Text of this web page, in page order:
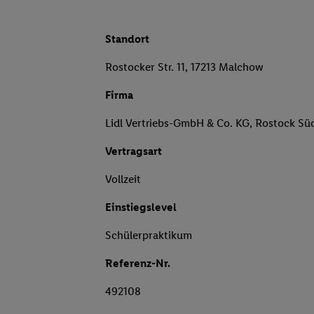
Standort
Rostocker Str. 11, 17213 Malchow
Firma
Lidl Vertriebs-GmbH & Co. KG, Rostock
Vertragsart
Vollzeit
Einstiegslevel
Schülerpraktikum
Referenz-Nr.
492108